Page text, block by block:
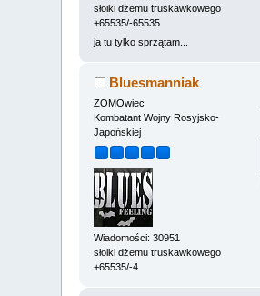
słoiki dżemu truskawkowego
+65535/-65535
ja tu tylko sprzątam...
Bluesmanniak
ZOMOwiec
Kombatant Wojny Rosyjsko-
Japońskiej
Wiadomości: 30951
słoiki dżemu truskawkowego
+65535/-4